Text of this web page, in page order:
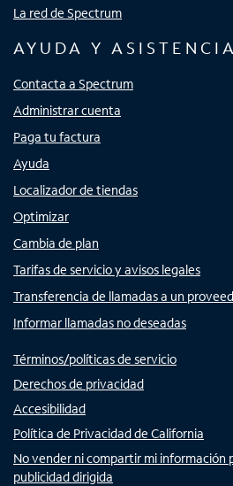
La red de Spectrum
AYUDA Y
Contacta a Spectrum
Administrar cuenta
Paga tu factura
Ayuda
Localizador de tiendas
Optimizar
Cambia de plan
Tarifas de servicio y avisos legales
Transferencia de llamadas a un
Informar llamadas no deseadas
Términos/políticas de servicio
Derechos de privacidad
Accesibilidad
Política de Privacidad de California
No vender ni compartir mi información
publicidad dirigida